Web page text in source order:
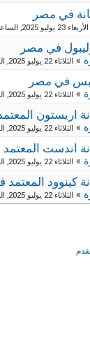
في مصر
الأربعاء 23 يوليو 2025, الساعة 07:59
في مصر
» الثلاثاء 22 يوليو 2025, الساعة 15:37
في مصر
» الثلاثاء 22 يوليو 2025, الساعة 14:59
اريستون
» الثلاثاء 22 يوليو 2025, الساعة 11:37
اندست
» الثلاثاء 22 يوليو 2025, الساعة 11:21
كينوود
» الثلاثاء 22 يوليو 2025, الساعة 10:10